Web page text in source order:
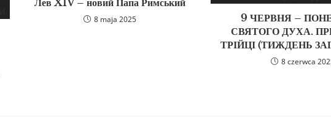
Лев XIV – новий Папа Римський
8 maja 2025
9 ЧЕРВНЯ –
СВЯТОГО ДУХА.
ТРІЙЦІ (ТИЖДЕНЬ
8 czerwca